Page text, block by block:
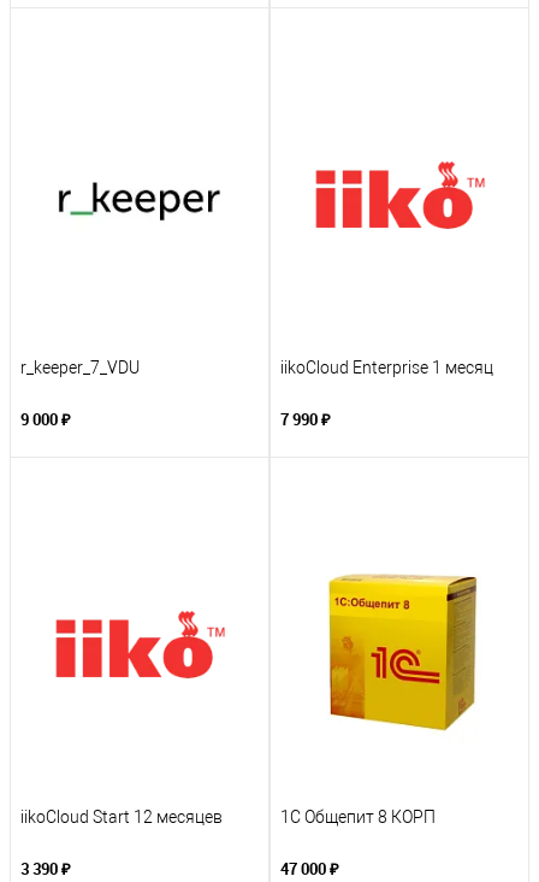
r_keeper_7_VDU
9 000 ₽
iikoCloud Enterprise 1 месяц
7 990 ₽
iikoCloud Start 12 месяцев
3 390 ₽
1С Общепит 8 КОРП
47 000 ₽